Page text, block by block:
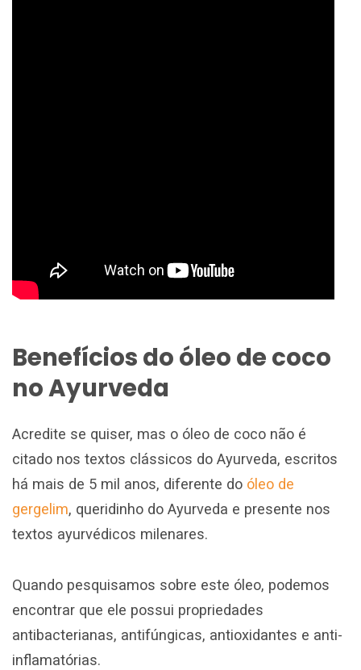
Benefícios do óleo de coco
no Ayurveda
Acredite se quiser, mas o óleo de coco não é
citado nos textos clássicos do Ayurveda, escritos
há mais de 5 mil anos, diferente do óleo de
gergelim, queridinho do Ayurveda e presente nos
textos ayurvédicos milenares.
Quando pesquisamos sobre este óleo, podemos
encontrar que ele possui propriedades
antibacterianas, antifúngicas, antioxidantes e anti-
inflamatórias.